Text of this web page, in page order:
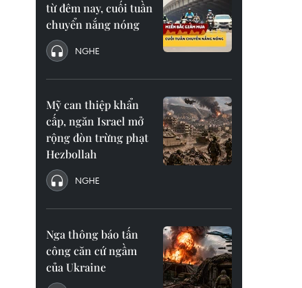
từ đêm nay, cuối tuần
chuyển nắng nóng
NGHE
Mỹ can thiệp khẩn
cấp, ngăn Israel mở
rộng đòn trừng phạt
Hezbollah
NGHE
Nga thông báo tấn
công căn cứ ngầm
của Ukraine